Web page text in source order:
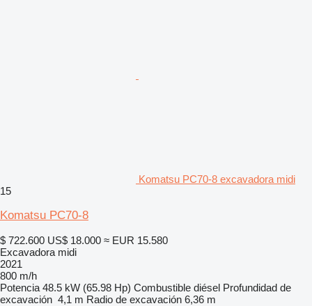
Komatsu PC70-8 excavadora midi
15
Komatsu PC70-8
$ 722.600 US$ 18.000 ≈ EUR 15.580
Excavadora midi
2021
800 m/h
Potencia 48.5 kW (65.98 Hp) Combustible diésel Profundidad de
excavación 4,1 m Radio de excavación 6,36 m